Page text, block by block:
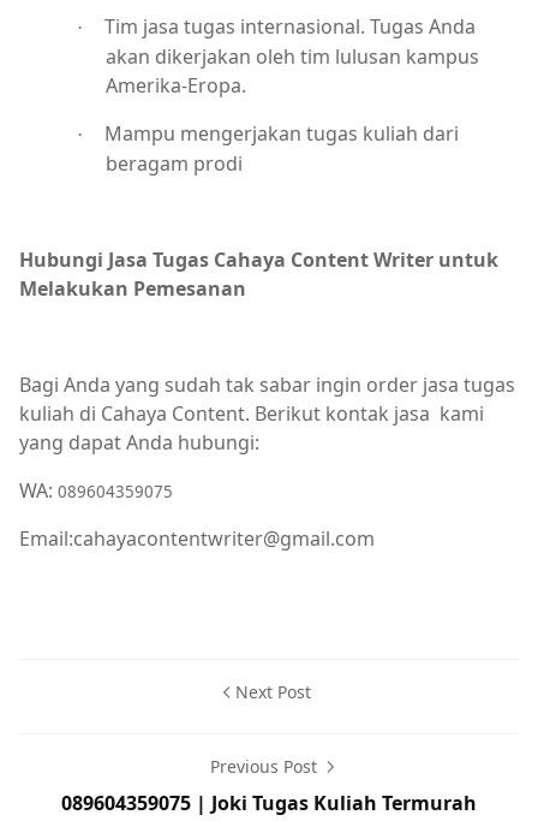
·
Tim jasa tugas internasional. Tugas Anda
akan dikerjakan oleh tim lulusan kampus
Amerika-Eropa.
·
Mampu mengerjakan tugas kuliah dari
beragam prodi
Hubungi Jasa Tugas Cahaya Content Writer untuk
Melakukan Pemesanan
Bagi Anda yang sudah tak sabar ingin order jasa tugas
kuliah di Cahaya Content. Berikut kontak jasa kami
yang dapat Anda hubungi:
WA: 089604359075
Email:cahayacontentwriter@gmail.com
Next Post
Previous Post
089604359075 | Joki Tugas Kuliah Termurah